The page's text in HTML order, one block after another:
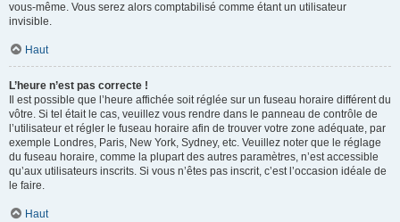
vous-même. Vous serez alors comptabilisé comme étant un utilisateur
invisible.
Haut
L’heure n’est pas correcte !
Il est possible que l’heure affichée soit réglée sur un fuseau horaire différent du
vôtre. Si tel était le cas, veuillez vous rendre dans le panneau de contrôle de
l’utilisateur et régler le fuseau horaire afin de trouver votre zone adéquate, par
exemple Londres, Paris, New York, Sydney, etc. Veuillez noter que le réglage
du fuseau horaire, comme la plupart des autres paramètres, n’est accessible
qu’aux utilisateurs inscrits. Si vous n’êtes pas inscrit, c’est l’occasion idéale de
le faire.
Haut